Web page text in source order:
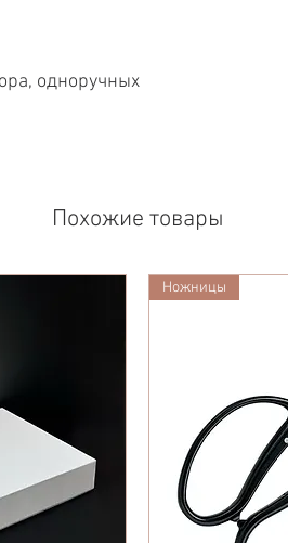
одноручных
Похожие товары
Ножницы